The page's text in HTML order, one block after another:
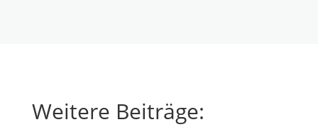
Weitere Beiträge: